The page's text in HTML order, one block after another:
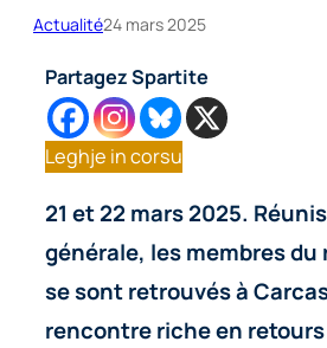
Actualité24 mars 2025
Partagez Spartite
Leghje in corsu
21 et 22 mars 2025.
générale, les membres du
se sont retrouvés à
rencontre riche en retours